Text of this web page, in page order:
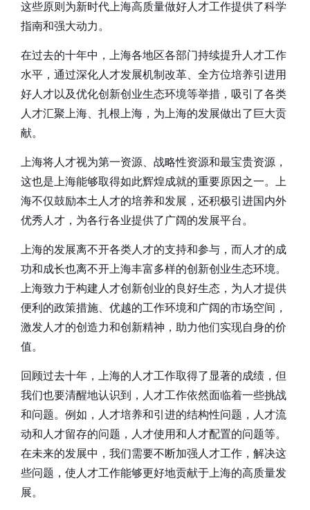
这些原则为新时代上海高质量做好人才工作提供了科学
指南和强大动力。
在过去的十年中，上海各地区各部门持续提升人才工作
水平，通过深化人才发展机制改革、全方位培养引进用
好人才以及优化创新创业生态环境等举措，吸引了各类
人才汇聚上海、扎根上海，为上海的发展做出了巨大贡
献。
上海将人才视为第一资源、战略性资源和最宝贵资源，
这也是上海能够取得如此辉煌成就的重要原因之一。上
海不仅鼓励本土人才的培养和发展，还积极引进国内外
优秀人才，为各行各业提供了广阔的发展平台。
上海的发展离不开各类人才的支持和参与，而人才的成
功和成长也离不开上海丰富多样的创新创业生态环境。
上海致力于构建人才创新创业的良好生态，为人才提供
便利的政策措施、优越的工作环境和广阔的市场空间，
激发人才的创造力和创新精神，助力他们实现自身的价
值。
回顾过去十年，上海的人才工作取得了显著的成绩，但
我们也要清醒地认识到，人才工作依然面临着一些挑战
和问题。例如，人才培养和引进的结构性问题，人才流
动和人才留存的问题，人才使用和人才配置的问题等。
在未来的发展中，我们需要不断加强人才工作，解决这
些问题，使人才工作能够更好地贡献于上海的高质量发
展。